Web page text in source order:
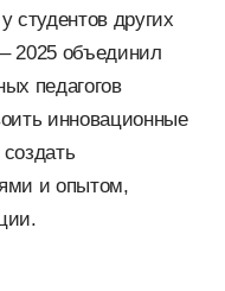
студентов других
2025 объединил
педагогов
инновационные
и опытом,